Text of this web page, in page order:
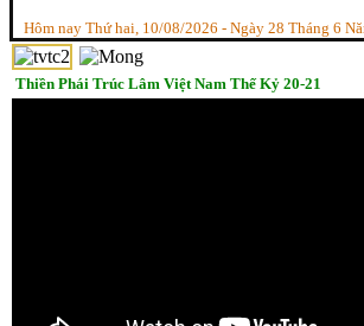
Hôm nay Thứ hai, 10/08/2026 - Ngày 28 Tháng 6
Thiền Phái Trúc Lâm Việt Nam Thế Kỷ 20-21